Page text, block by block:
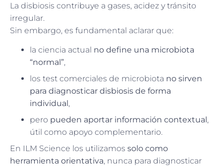
La disbiosis contribuye a gases, acidez y tránsito
irregular.
Sin embargo, es fundamental aclarar que:
la ciencia actual no define una microbiota
“normal”,
los test comerciales de microbiota no sirven
para diagnosticar disbiosis de forma
individual,
pero pueden aportar información contextual,
útil como apoyo complementario.
En ILM Science los utilizamos solo como
herramienta orientativa, nunca para diagnosticar